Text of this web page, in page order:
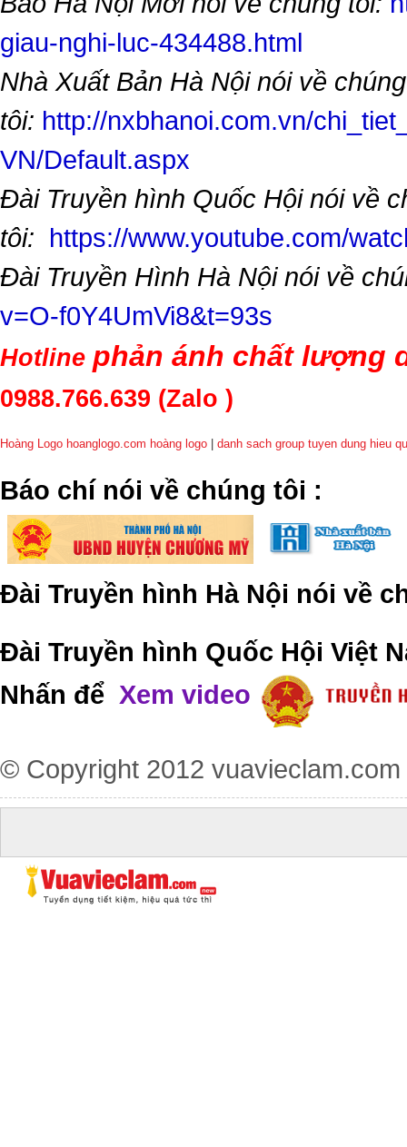
giau-nghi-luc-434488.html
Nhà Xuất Bản Hà Nội nói về chúng
tôi: http://nxbhanoi.com.vn/
VN/Default.aspx
Đài Truyền hình Quốc Hội nói về
tôi: https://www.youtube.com/
Đài Truyền Hình Hà Nội nói về
v=O-f0Y4UmVi8&t=93s
Hotline phản ánh chất lượng
0988.766.639 (Zalo )
Hoàng Logo hoanglogo.com hoàng logo danh sach group tuyen dung hieu
​Báo chí nói về chúng tôi :
Đài Truyền hình Hà Nội nói về
Đài Truyền hình Quốc Hội Việt
Nhấn để Xem video
© Copyright 2012 vuavieclam.com